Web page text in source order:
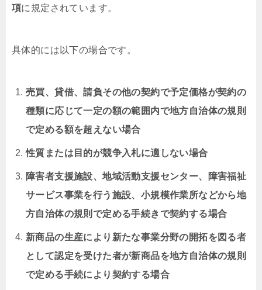
項に規定されています。
具体的には以下の場合です。
売買、貸借、請負その他の契約で予定価格が契約の
種類に応じて一定の額の範囲内で地方自治体の規則
で定める額を超えない場合
性質または目的が競争入札に適しない場合
障害者支援施設、地域活動支援センター、障害福祉
サービス事業を行う施設、小規模作業所などから地
方自治体の規則で定める手続きで契約する場合
新商品の生産により新たな事業分野の開拓を図る者
として認定を受けた者が新商品を地方自治体の規則
で定める手続により契約する場合